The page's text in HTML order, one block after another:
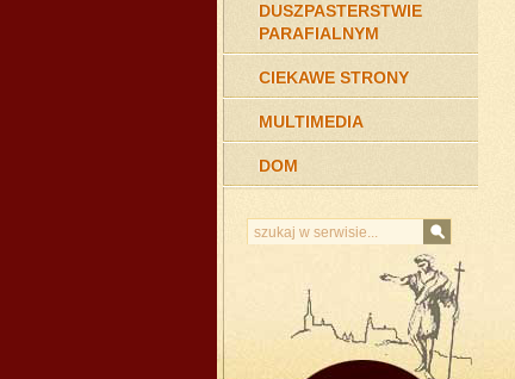
DUSZPASTERSTWIE
PARAFIALNYM
CIEKAWE STRONY
MULTIMEDIA
DOM